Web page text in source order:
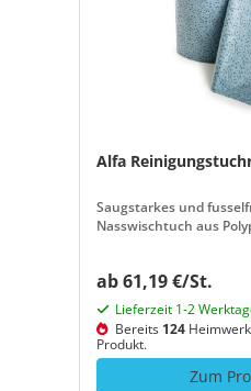
Alfa
Saugstarkes und
Nasswischtuch aus
ab 61,19 €/St.
Lieferzeit 1-2
Bereits 124
Produkt.
Zum